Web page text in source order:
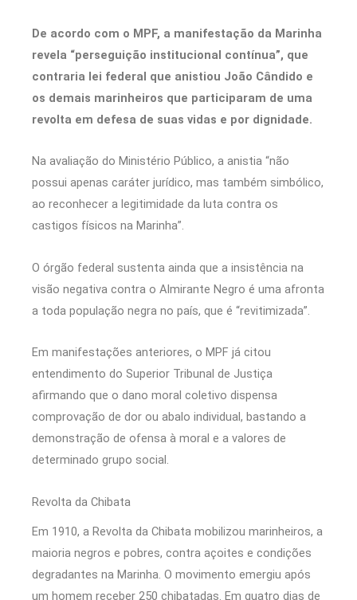
De acordo com o MPF, a manifestação da Marinha
revela “perseguição institucional contínua”, que
contraria lei federal que anistiou João Cândido e
os demais marinheiros que participaram de uma
revolta em defesa de suas vidas e por dignidade.
Na avaliação do Ministério Público, a anistia “não
possui apenas caráter jurídico, mas também simbólico,
ao reconhecer a legitimidade da luta contra os
castigos físicos na Marinha”.
O órgão federal sustenta ainda que a insistência na
visão negativa contra o Almirante Negro é uma afronta
a toda população negra no país, que é “revitimizada”.
Em manifestações anteriores, o MPF já citou
entendimento do Superior Tribunal de Justiça
afirmando que o dano moral coletivo dispensa
comprovação de dor ou abalo individual, bastando a
demonstração de ofensa à moral e a valores de
determinado grupo social.
Revolta da Chibata
Em 1910, a Revolta da Chibata mobilizou marinheiros, a
maioria negros e pobres, contra açoites e condições
degradantes na Marinha. O movimento emergiu após
um homem receber 250 chibatadas. Em quatro dias de